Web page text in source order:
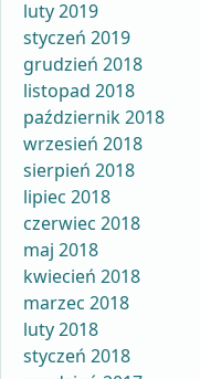
luty 2019
styczeń 2019
grudzień 2018
listopad 2018
październik 2018
wrzesień 2018
sierpień 2018
lipiec 2018
czerwiec 2018
maj 2018
kwiecień 2018
marzec 2018
luty 2018
styczeń 2018